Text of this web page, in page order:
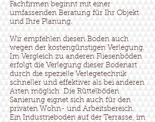
Fachfirmen beginnt mit einer
umfassenden Beratung für Ihr Objekt
und Ihre Planung.
Wir empfehlen diesen Boden auch
wegen der kostengünstigen Verlegung.
Im Vergleich zu anderen Fliesenböden
erfolgt die Verlegung dieser Bodenart
durch die spezielle Verlegetechnik
schneller und effektiver als bei anderen
Arten möglich. Die Rüttelböden
Sanierung eignet sich auch für den
privaten Wohn- und Arbeitsbereich.
Ein Industrieboden auf der Terrasse, im